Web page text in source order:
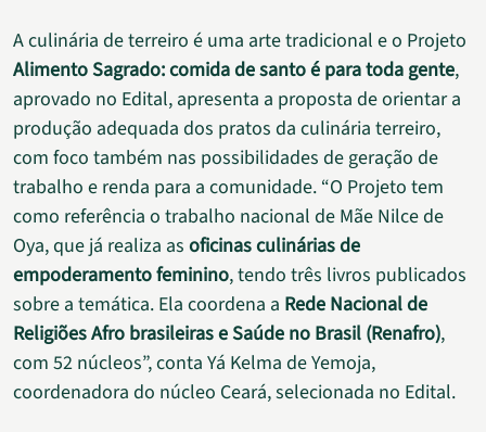
A culinária de terreiro é uma arte tradicional e o Projeto
Alimento Sagrado: comida de santo é para toda gente,
aprovado no Edital, apresenta a proposta de orientar a
produção adequada dos pratos da culinária terreiro,
com foco também nas possibilidades de geração de
trabalho e renda para a comunidade. “O Projeto tem
como referência o trabalho nacional de Mãe Nilce de
Oya, que já realiza as oficinas culinárias de
empoderamento feminino, tendo três livros publicados
sobre a temática. Ela coordena a Rede Nacional de
Religiões Afro brasileiras e Saúde no Brasil (Renafro),
com 52 núcleos”, conta Yá Kelma de Yemoja,
coordenadora do núcleo Ceará, selecionada no Edital.